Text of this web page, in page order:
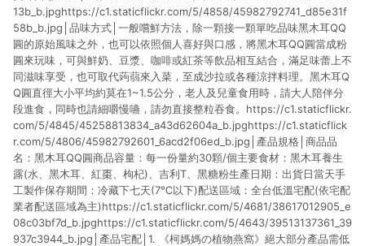
13b_b.jpghttps://c1.staticflickr.com/5/4858/45982792741_d85e31f
58b_b.jpg│品味方式│一般嚐鮮方法，除一顆接一顆單吃品味黑木耳QQ
圓的原始風味之外，也可以依照個人喜好與口感，將黑木耳QQ圓當成粉
圓來玩味，可與鮮奶、豆漿、咖啡或紅茶等飲品相互結合，滿足味蕾上不
同滋味享受，也可取代蒟蒻來入菜，至成沙拉或各種涼拌料理。黑木耳Q
Q圓直徑大小平均約莫在1~1.5公分，老人及兒童食用時，請大人陪伴分
段進食，同時也請細嚼慢嚥，請勿直接整粒吞食。https://c1.staticflickr.
com/5/4845/45258813834_a43d62604a_b.jpghttps://c1.staticflick
r.com/5/4806/45982792601_6acd2f06ed_b.jpg│產品規格│商品品
名：黑木耳QQ圓商品容量：每一份量約30顆/個主要食材：黑木耳養生
露(水、黑木耳、紅棗、枸杞)、吉利T、黑糖粉生產日期：出貨日當天手
工製作保存期間：冷藏下七天(7℃以下)配送區域：全台低溫宅配(依宅配
業者配送區域為主)https://c1.staticflickr.com/5/4681/38617012905_e
08c03bf7d_b.jpghttps://c1.staticflickr.com/5/4643/39513137361_39
937c3944_b.jpg│產品宅配│1. 《柯媽媽の植物燕窩》絕大部分產品需低